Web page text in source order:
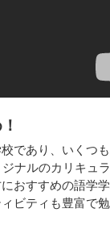
であり、いくつ
ナルのカリキュラ
おすすめの語学
ビティも豊富で